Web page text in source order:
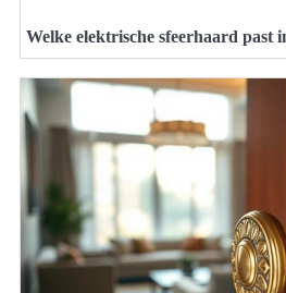
Welke elektrische sfeerhaard past